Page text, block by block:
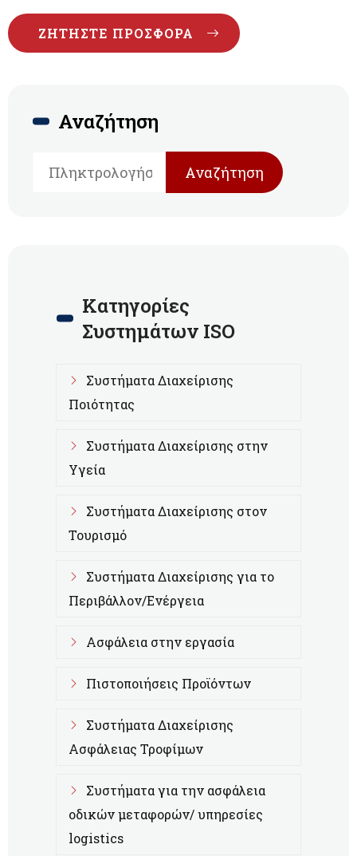
ΖΗΤΉΣΤΕ ΠΡΟΣΦΟΡΆ
Αναζήτηση
Αναζήτηση
Κατηγορίες
Συστημάτων ISO
Συστήματα Διαχείρισης
Ποιότητας
Συστήματα Διαχείρισης στην
Υγεία
Συστήματα Διαχείρισης στον
Τουρισμό
Συστήματα Διαχείρισης για το
Περιβάλλον/Ενέργεια
Ασφάλεια στην εργασία
Πιστοποιήσεις Προϊόντων
Συστήματα Διαχείρισης
Ασφάλειας Τροφίμων
Συστήματα για την ασφάλεια
οδικών μεταφορών/ υπηρεσίες
logistics